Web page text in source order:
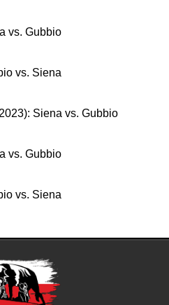
vs. Gubbio
vs. Siena
Siena vs. Gubbio
vs. Gubbio
vs. Siena